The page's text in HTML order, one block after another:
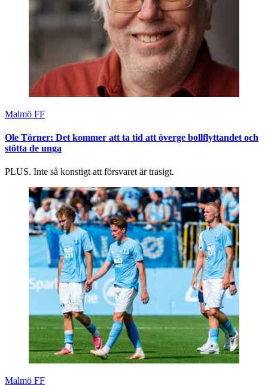
Malmö FF
Ole Törner: Det kommer att ta tid att överge bollflyttandet och
stötta de unga
PLUS. Inte så konstigt att försvaret är trasigt.
Malmö FF